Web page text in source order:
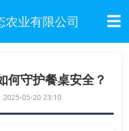
业有限公司 ☰
何守护餐桌安全？
2025-05-20 23:10